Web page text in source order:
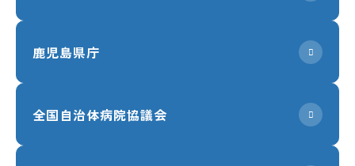
鹿児島県庁
全国自治体病院協議会